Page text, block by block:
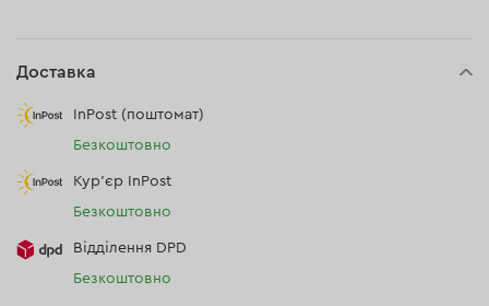
Доставка
InPost (поштомат)
Безкоштовно
Кур'єр InPost
Безкоштовно
Відділення DPD
Безкоштовно